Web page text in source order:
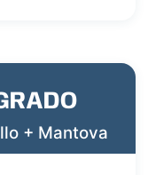
+ Mantova